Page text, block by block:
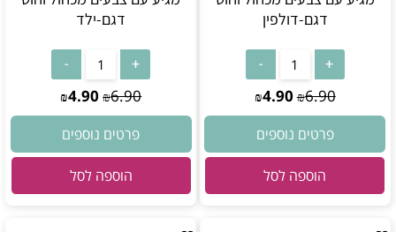
דגם-דולפין
₪6.90
₪4.90
פרטים נוספים
הוספה לסל
דגם-ילד
₪6.90
₪4.90
פרטים נוספים
הוספה לסל